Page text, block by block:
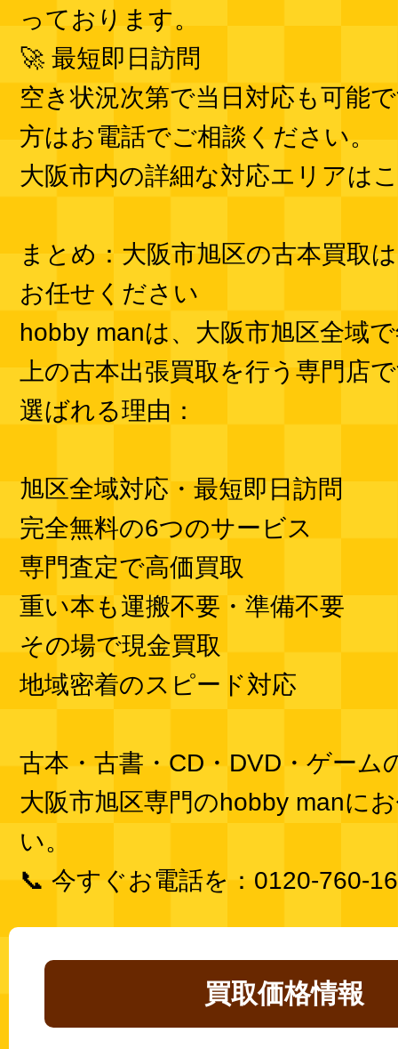
っております。
🚀 最短即日訪問
空き状況次第で当日対応も可能
方はお電話でご相談ください。
大阪市内の詳細な対応エリアは
まとめ：大阪市旭区の古本買取
お任せください
hobby manは、大阪市旭区全域
上の古本出張買取を行う専門店
選ばれる理由：
旭区全域対応・最短即日訪問
完全無料の6つのサービス
専門査定で高価買取
重い本も運搬不要・準備不要
その場で現金買取
地域密着のスピード対応
古本・古書・CD・DVD・ゲーム
大阪市旭区専門のhobby manに
い。
📞 今すぐお電話を：0120-760-
買取価格情報